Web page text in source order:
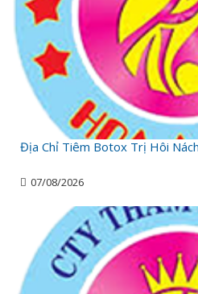
Địa Chỉ Tiêm Botox Trị Hôi
07/08/2026